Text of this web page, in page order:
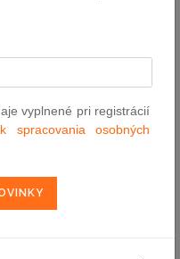
v zmluve nedohodnú inak,
na využitie bez
všeobecné pravidlá
týkajúce sa úrokov
zákonníka.
polovici 90. rokov a
o tichom spoločenstve
kapitálu od viacerých osôb,
vyplnené pri registrácií
spracovania osobných